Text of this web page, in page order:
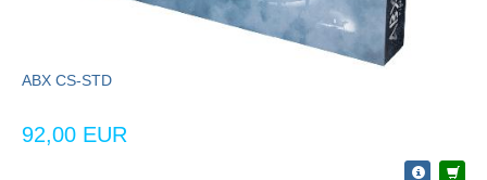
ABX CS-STD
92,00 EUR